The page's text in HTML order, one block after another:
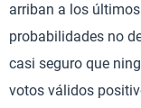
arriban a los
probabilidades no
casi seguro que
votos válidos